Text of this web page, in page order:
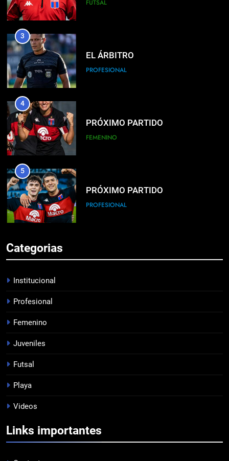
4
PRÓXIMO PARTIDO
5
PRÓXIMO PARTIDO
6
HACÉ EL CANJE
7
8
DERROTA DE LOCAL
LISTA DE CONVOCADOS
Categorias
Institucional
Profesional
Femenino
Juveniles
Futsal
Playa
Videos
Links importantes